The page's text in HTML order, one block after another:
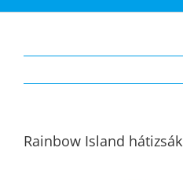
Rainbow Island hátizsák